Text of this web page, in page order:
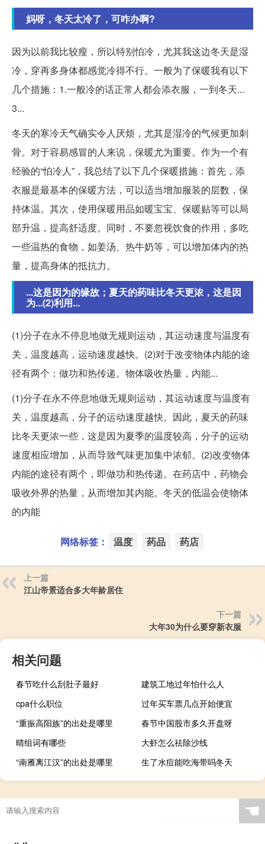
妈呀，冬天太冷了，可咋办啊?
因为以前我比较瘦，所以特别怕冷，尤其我这边冬天是湿
冷，穿再多身体都感觉冷得不行。一般为了保暖我有以下
几个措施：1.一般冷的话正常人都会添衣服，一到冬天...
3...
冬天的寒冷天气确实令人厌烦，尤其是湿冷的气候更加刺
骨。对于容易感冒的人来说，保暖尤为重要。作为一个有
经验的“怕冷人”，我总结了以下几个保暖措施：首先，添
衣服是最基本的保暖方法，可以适当增加服装的层数，保
持体温。其次，使用保暖用品如暖宝宝、保暖贴等可以局
部升温，提高舒适度。同时，不要忽视饮食的作用，多吃
一些温热的食物，如姜汤、热牛奶等，可以增加体内的热
量，提高身体的抵抗力。
...这是因为的缘故；夏天的药味比冬天更浓，这是因
为...(2)利用...
(1)分子在永不停息地做无规则运动，其运动速度与温度有
关，温度越高，运动速度越快。(2)对于改变物体内能的途
径有两个：做功和热传递。物体吸收热量，内能...
(1)分子在永不停息地做无规则运动，其运动速度与温度有
关，温度越高，分子的运动速度越快。因此，夏天的药味
比冬天更浓一些，这是因为夏季的温度较高，分子的运动
速度相应增加，从而导致气味更加集中浓郁。(2)改变物体
内能的途径有两个，即做功和热传递。在药店中，药物会
吸收外界的热量，从而增加其内能。冬天的低温会使物体
的内能
网络标签： 温度 药品 药店
上一篇
江山帝景适合多大年龄居住
下一篇
大年30为什么要穿新衣服
相关问题
春节吃什么刮肚子最好
建筑工地过年怕什么人
cpa什么职位
过年买车票几点开始便宜
“重振高阳族”的出处是哪里
春节中国股市多久开盘呀
晴组词有哪些
大虾怎么祛除沙线
“南雁离江汉”的出处是哪里
生了水痘能吃海带吗冬天
☚